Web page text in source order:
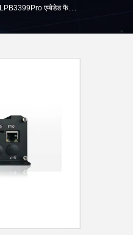
LPB3399Pro एम्बेडेड फैनलेस कंप्यूटर